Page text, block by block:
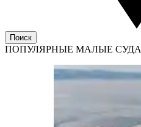
Поиск
ПОПУЛЯРНЫЕ МАЛЫЕ СУДА